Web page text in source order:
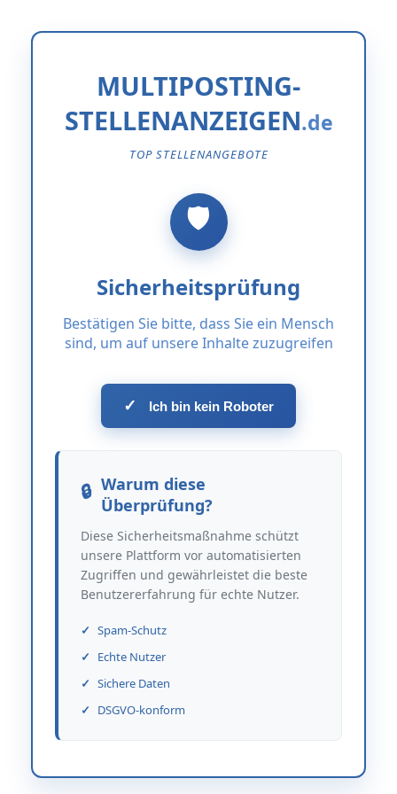
MULTIPOSTING-
STELLENANZEIGEN
TOP STELLENANGEBOTE
Sicherheitsprüfung
Bestätigen Sie bitte, dass Sie ein Mensch
sind, um auf unsere Inhalte zuzugreifen
✓ Ich bin kein Roboter
Warum diese
Überprüfung?
Diese Sicherheitsmaßnahme schützt
unsere Plattform vor automatisierten
Zugriffen und gewährleistet die beste
Benutzererfahrung für echte Nutzer.
Spam-Schutz
Echte Nutzer
Sichere Daten
DSGVO-konform